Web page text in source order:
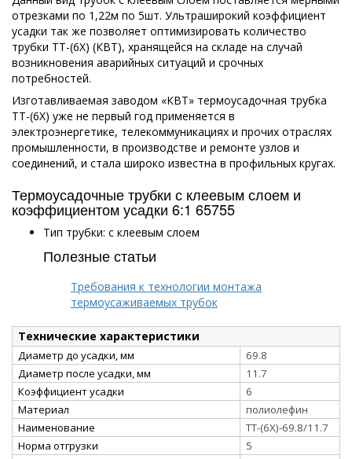
отрезками по 1,22м по 5шт. Ультраширокий коэффициент
усадки так же позволяет оптимизировать количество
трубки ТТ-(6Х) (КВТ), хранящейся на складе на случай
возникновения аварийных ситуаций и срочных
потребностей.
Изготавливаемая заводом «КВТ» термоусадочная трубка
ТТ-(6Х) уже не первый год применяется в
электроэнергетике, телекоммуникациях и прочих отраслях
промышленности, в производстве и ремонте узлов и
соединений, и стала широко известна в профильных кругах.
Термоусадочные трубки с клеевым слоем и
коэффициентом усадки 6:1 65755
Тип трубки: с клеевым слоем
Полезные статьи
Требования к технологии монтажа
термоусаживаемых трубок
Технические характеристики
Диаметр до усадки, мм
69.8
Диаметр после усадки, мм
11.7
Коэффициент усадки
6
Материал
полиолефин
Наименование
ТТ-(6Х)-69.8/11.7
Норма отгрузки
5